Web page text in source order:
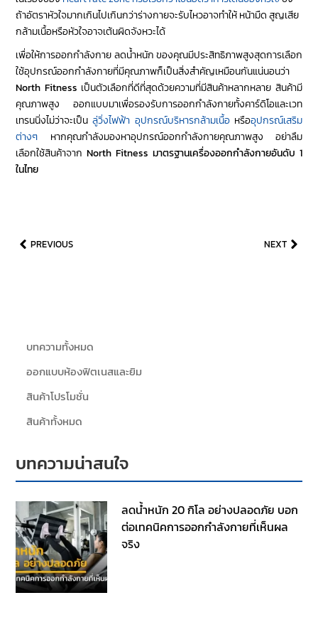
ถ้าอัตราหัวใจมากเกินไปเกินกว่าร่างกายจะรับไหวอาจทำให้ หน้ามืด สูญเสีย
กล้ามเนื้อหรือหัวใจอาจเต้นผิดจังหวะได้
เพื่อให้การออกกำลังกาย ลดน้ำหนัก ของคุณมีประสิทธิภาพสูงสุดการเลือก
ใช้อุปกรณ์ออกกำลังกายที่มีคุณภาพก็เป็นสิ่งสำคัญเหมือนกันแน่นอนว่า
North Fitness เป็นตัวเลือกที่ดีที่สุดด้วยความที่มีสินค้าหลากหลาย สินค้ามี
คุณภาพสูง ออกแบบมาเพื่อรองรับการออกกำลังกายทั้งคาร์ดิโอและเวท
เทรนนิ่งไม่ว่าจะเป็นลู่วิ่งไฟฟ้า อุปกรณ์บริหารกล้ามเนื้อหรืออุปกรณ์เสริม
ต่างๆ หากคุณกำลังมองหาอุปกรณ์ออกกำลังกายคุณภาพสูง อย่าลืม
เลือกใช้สินค้าจากNorth Fitness มาตรฐานเครื่องออกกำลังกายอันดับ 1
ในไทย
PREVIOUS NEXT
บทความทั้งหมด
ออกแบบห้องฟิตเนสและยิม
สินค้าโปรโมชั่น
สินค้าทั้งหมด
บทความน่าสนใจ
ลดน้ำหนัก 20 กิโล อย่างปลอดภัย บอก
ต่อเทคนิคการออกกำลังกายที่เห็นผล
จริง